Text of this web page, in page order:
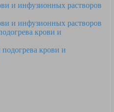
и инфузионных растворов
и инфузионных растворов
крови и
крови и